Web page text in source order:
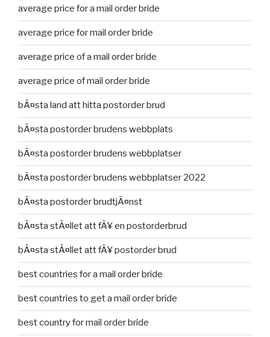
average price for a mail order bride
average price for mail order bride
average price of a mail order bride
average price of mail order bride
bÃ¤sta land att hitta postorder brud
bÃ¤sta postorder brudens webbplats
bÃ¤sta postorder brudens webbplatser
bÃ¤sta postorder brudens webbplatser 2022
bÃ¤sta postorder brudtjÃ¤nst
bÃ¤sta stÃ¤llet att fÃ¥ en postorderbrud
bÃ¤sta stÃ¤llet att fÃ¥ postorder brud
best countries for a mail order bride
best countries to get a mail order bride
best country for mail order bride